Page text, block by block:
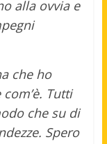
alla ovvia e
che ho
Tutti
che su di
Spero